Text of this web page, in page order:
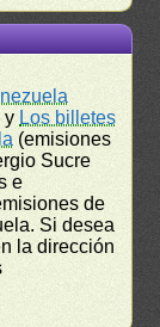
y Los billetes
(emisiones
Sucre
e
de
Si desea
la dirección